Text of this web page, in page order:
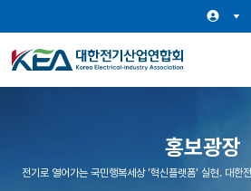
홍보광장
전기로 열어가는 국민행복세상 '혁신플랫폼' 실현. 대한